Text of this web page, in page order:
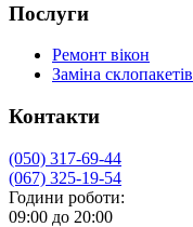
Послуги
Ремонт вікон
Заміна склопакетів
Контакти
(050) 317-69-44
(067) 325-19-54
Години роботи:
09:00 до 20:00